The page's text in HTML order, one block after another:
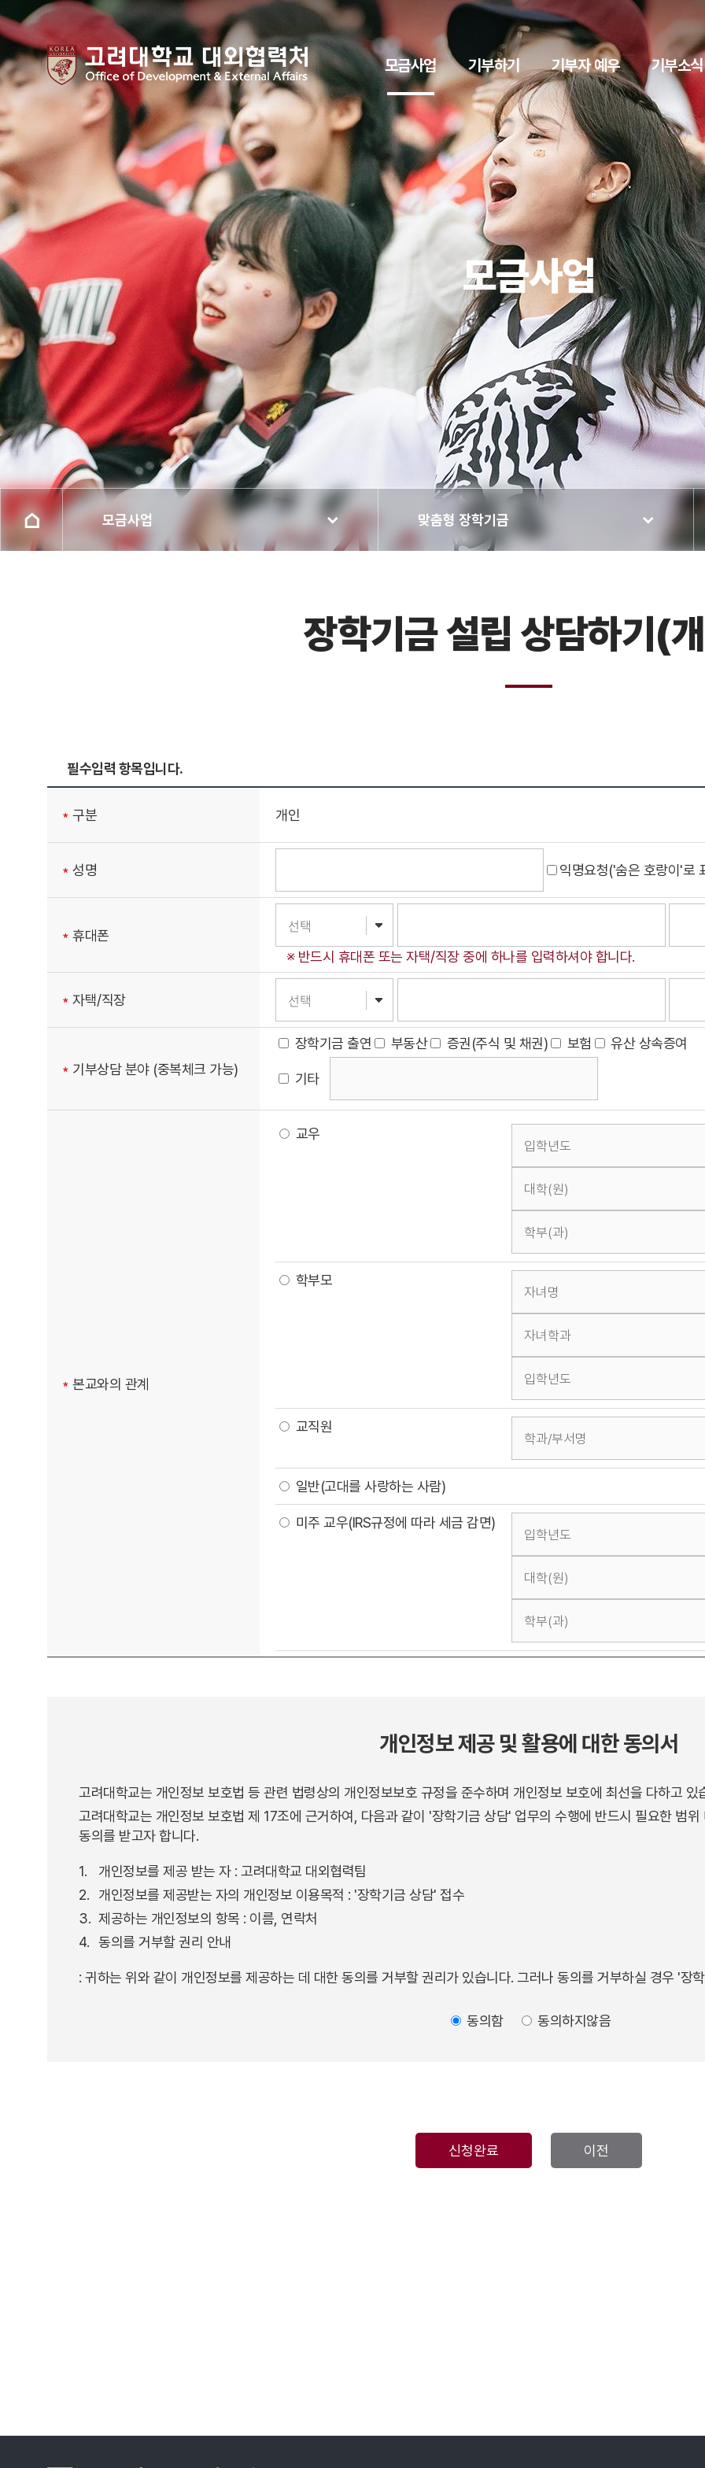
모금사업 기부하기 기부자 예우 기부소식
모금사업
모금사업 맞춤형 장학기금
장학기금 설립 상담하기(
필수입력 항목입니다.
구분 개인
성명 익명요청('숨은 호랑이'로
휴대폰
※ 반드시 휴대폰 또는 자택/직장 중에 하나를 입력하셔야 합니다.
자택/직장
기부상담 분야 (중복체크 가능)
장학기금 출연 부동산 증권(주식 및 채권) 보험 유산 상속증여
기타
본교와의 관계
교우
학부모
교직원
일반(고대를 사랑하는 사람)
미주 교우(IRS규정에 따라 세금 감면)
개인정보 제공 및 활용에 대한 동의서
고려대학교는 개인정보 보호법 등 관련 법령상의 개인정보보호 규정을 준수하며 개인정보 보호에 최선을 다하고 있
고려대학교는 개인정보 보호법 제 17조에 근거하여, 다음과 같이 '장학기금 상담' 업무의 수행에 반드시 필요한 범
동의를 받고자 합니다.
개인정보를 제공 받는 자 : 고려대학교 대외협력팀
개인정보를 제공받는 자의 개인정보 이용목적 : '장학기금 상담' 접수
제공하는 개인정보의 항목 : 이름, 연락처
동의를 거부할 권리 안내
: 귀하는 위와 같이 개인정보를 제공하는 데 대한 동의를 거부할 권리가 있습니다. 그러나 동의를 거부하실 경우 '장
동의함 동의하지않음